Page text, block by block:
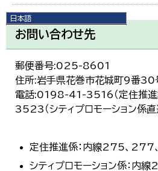
日本語
日本語
English
简体中文
繁體中文
お問い合わせ先
郵便番号:025-8601
住所:岩手県花巻市花城町9番30
電話:0198-41-3516（定住推進
3523（シティプロモーション係直
定住推進係：内線275、277
シティプロモーション係：内